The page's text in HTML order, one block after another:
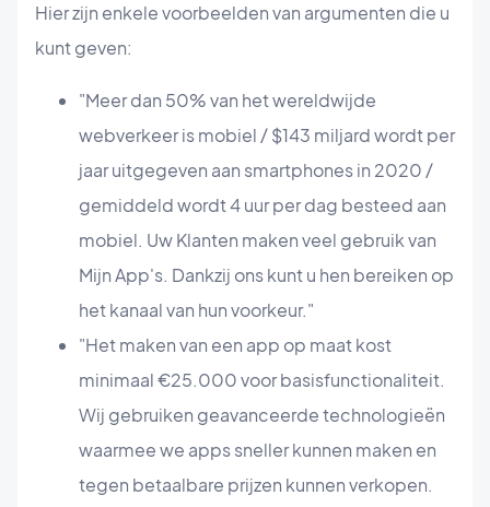
Hier zijn enkele voorbeelden van argumenten die u
kunt geven:
"Meer dan 50% van het wereldwijde
webverkeer is mobiel / $143 miljard wordt per
jaar uitgegeven aan smartphones in 2020 /
gemiddeld wordt 4 uur per dag besteed aan
mobiel. Uw Klanten maken veel gebruik van
Mijn App's. Dankzij ons kunt u hen bereiken op
het kanaal van hun voorkeur."
"Het maken van een app op maat kost
minimaal €25.000 voor basisfunctionaliteit.
Wij gebruiken geavanceerde technologieën
waarmee we apps sneller kunnen maken en
tegen betaalbare prijzen kunnen verkopen.